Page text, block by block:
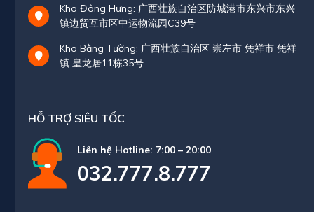
Kho Đông Hưng: 广西壮族自治区防城港市东兴市东兴
镇边贸互市区中运物流园C39号
Kho Bằng Tường: 广西壮族自治区 崇左市 凭祥市 凭祥
镇 皇龙居11栋35号
HỖ TRỢ SIÊU TỐC
Liên hệ Hotline: 7:00 – 20:00
032.777.8.777